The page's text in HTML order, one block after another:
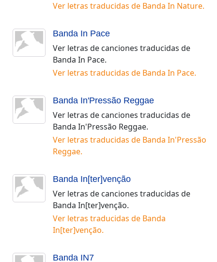
Ver letras traducidas de Banda In Nature.
Banda In Pace
Ver letras de canciones traducidas de
Banda In Pace.
Ver letras traducidas de Banda In Pace.
Banda In'Pressão Reggae
Ver letras de canciones traducidas de
Banda In'Pressão Reggae.
Ver letras traducidas de Banda In'Pressão
Reggae.
Banda In[ter]venção
Ver letras de canciones traducidas de
Banda In[ter]venção.
Ver letras traducidas de Banda
In[ter]venção.
Banda IN7